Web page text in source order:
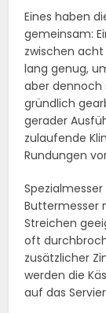
Eines haben
gemeinsam:
zwischen
lang genug,
aber dennoch
gründlich
gerader
zulaufende
Rundungen
Buttermesser
Streichen
oft
zusätzlicher
werden die
auf das